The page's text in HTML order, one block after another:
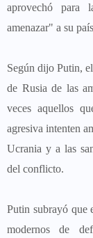
aprovechó para
amenazar" a su
Según dijo Putin,
de Rusia de las
veces aquellos
agresiva intenten
Ucrania y a las
del conflicto.
Putin subrayó que
modernos de